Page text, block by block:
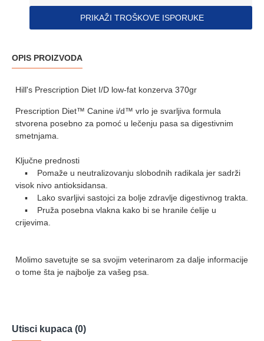
PRIKAŽI TROŠKOVE ISPORUKE
OPIS PROIZVODA
Hill's Prescription Diet I/D low-fat konzerva 370gr
Prescription Diet™ Canine i/d™ vrlo je svarljiva formula
stvorena posebno za pomoć u lečenju pasa sa digestivnim
smetnjama.
Ključne prednosti
▪ Pomaže u neutralizovanju slobodnih radikala jer sadrži
visok nivo antioksidansa.
▪ Lako svarljivi sastojci za bolje zdravlje digestivnog trakta.
▪ Pruža posebna vlakna kako bi se hranile ćelije u
crijevima.
Molimo savetujte se sa svojim veterinarom za dalje informacije
o tome šta je najbolje za vašeg psa.
Utisci kupaca (0)